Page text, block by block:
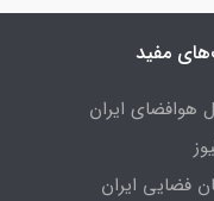
مفید
هوافضای ایران
فضایی ایران